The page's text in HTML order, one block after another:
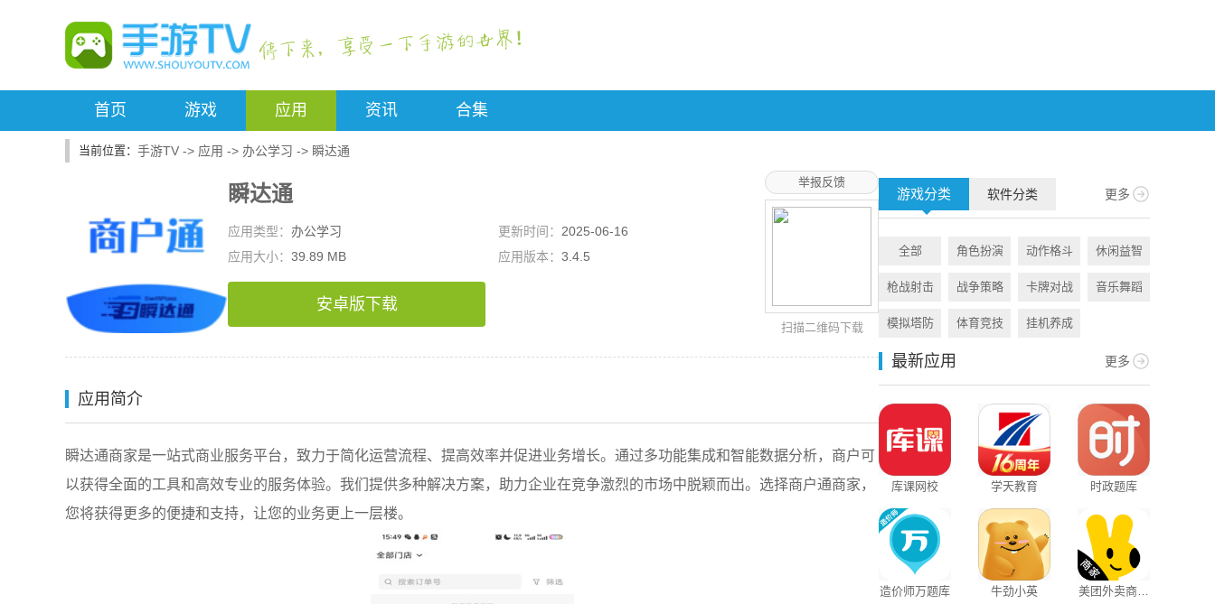
首页 游戏 应用 资讯 合集
手游TV -> 应用 -> 办公学习 -> 瞬达通
瞬达通
应用类型： 办公学习 更新时间： 2025-06-16
应用大小： 39.89 MB 应用版本： 3.4.5
安卓版下载
扫描二维码下载
举报反馈
应用简介
瞬达通商家是一站式商业服务平台，致力于简化运营流程、提高效率并促进业务增长。通过多功能集成和智能数据分析，商户可
以获得全面的工具和高效专业的服务体验。我们提供多种解决方案，助力企业在竞争激烈的市场中脱颖而出。选择商户通商家，
您将获得更多的便捷和支持，让您的业务更上一层楼。
游戏分类 软件分类 更多
全部 角色扮演 动作格斗 休闲益智
枪战射击 战争策略 卡牌对战 音乐舞蹈
模拟塔防 体育竞技 挂机养成
最新应用 更多
库课网校 学天教育 时政题库
造价师万题库 牛劲小英
美团外卖商家